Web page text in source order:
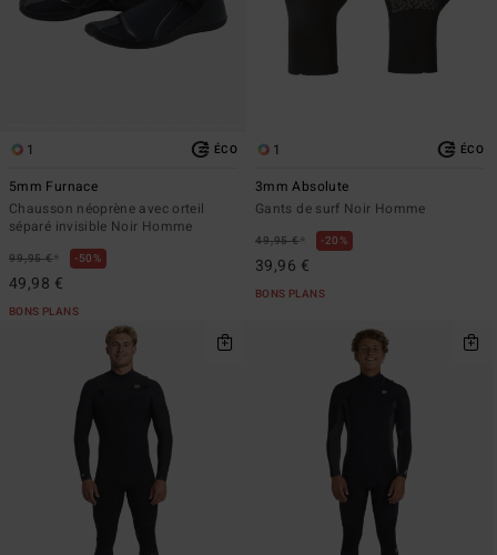
1 ÉCO
5mm Furnace
Chausson néoprène avec orteil
séparé invisible Noir Homme
99,95 €* 50%
49,98 €
BONS PLANS
1 ÉCO
3mm Absolute
Gants de surf Noir Homme
49,95 €* 20%
39,96 €
BONS PLANS